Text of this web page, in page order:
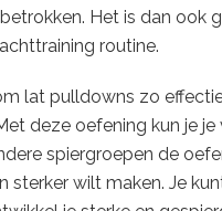
Het is dan ook
routine.
lat pulldowns zo
deze oefening kun je
spiergroepen de
sterker wilt maken. Je